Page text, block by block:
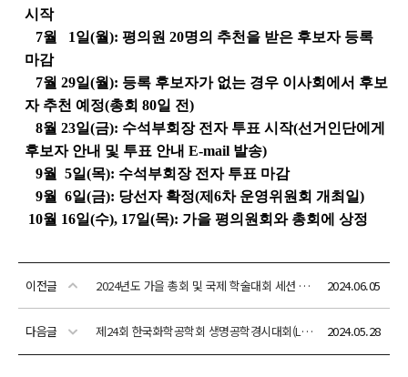
이전글 2024년도 가을 총회 및 국제 학술대회 세션 개최 신청 안내(6월 21일(금) 신청 마감) 2024.06.05
다음글 제24회 한국화학공학회 생명공학경시대회(LG화학 후원) 안내 2024.05.28